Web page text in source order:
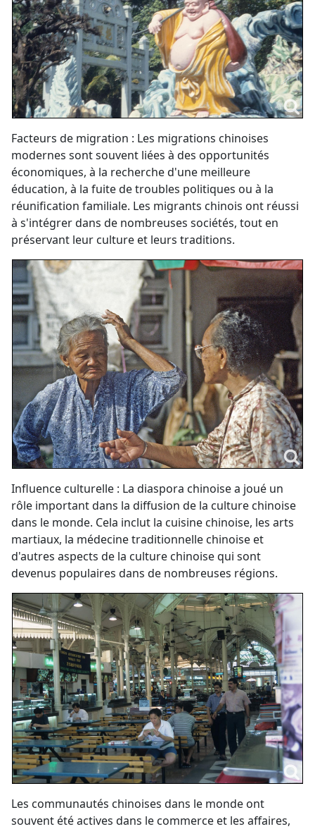
Facteurs de migration : Les migrations chinoises
modernes sont souvent liées à des opportunités
économiques, à la recherche d'une meilleure
éducation, à la fuite de troubles politiques ou à la
réunification familiale. Les migrants chinois ont réussi
à s'intégrer dans de nombreuses sociétés, tout en
préservant leur culture et leurs traditions.
Influence culturelle : La diaspora chinoise a joué un
rôle important dans la diffusion de la culture chinoise
dans le monde. Cela inclut la cuisine chinoise, les arts
martiaux, la médecine traditionnelle chinoise et
d'autres aspects de la culture chinoise qui sont
devenus populaires dans de nombreuses régions.
Les communautés chinoises dans le monde ont
souvent été actives dans le commerce et les affaires,